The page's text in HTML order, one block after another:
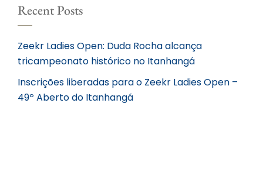
Recent Posts
Zeekr Ladies Open: Duda Rocha alcança
tricampeonato histórico no Itanhangá
Inscrições liberadas para o Zeekr Ladies Open –
49º Aberto do Itanhangá